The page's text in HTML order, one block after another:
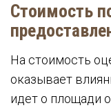
Стоимость
На стоимость
оказывает
идет о площади